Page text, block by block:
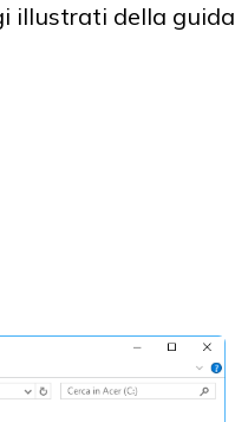
illustrati della guida